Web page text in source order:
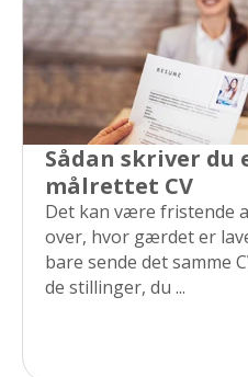
Sådan skriver du
målrettet CV
Det kan være fristende
over, hvor gærdet er
bare sende det samme
de stillinger, du ...